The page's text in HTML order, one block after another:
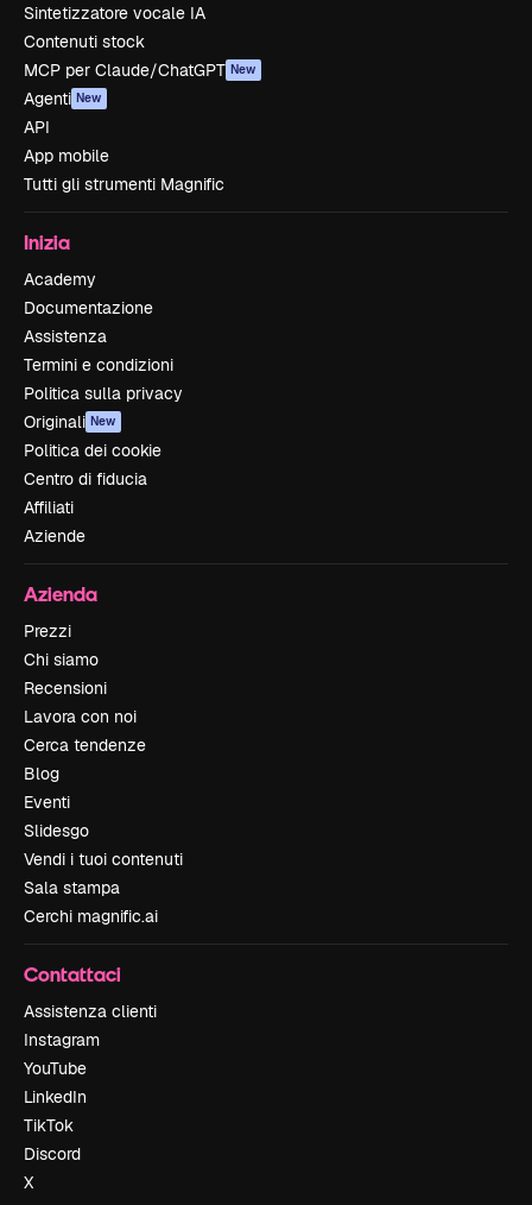
Sintetizzatore vocale IA
Contenuti stock
MCP per Claude/ChatGPT New
Agenti New
API
App mobile
Tutti gli strumenti Magnific
Inizia
Academy
Documentazione
Assistenza
Termini e condizioni
Politica sulla privacy
Originali New
Politica dei cookie
Centro di fiducia
Affiliati
Aziende
Azienda
Prezzi
Chi siamo
Recensioni
Lavora con noi
Cerca tendenze
Blog
Eventi
Slidesgo
Vendi i tuoi contenuti
Sala stampa
Cerchi magnific.ai
Contattaci
Assistenza clienti
Instagram
YouTube
LinkedIn
TikTok
Discord
X